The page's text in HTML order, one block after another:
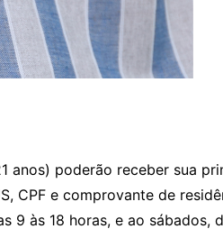
anos) poderão receber sua
CPF e comprovante de
9 às 18 horas, e ao sábados,